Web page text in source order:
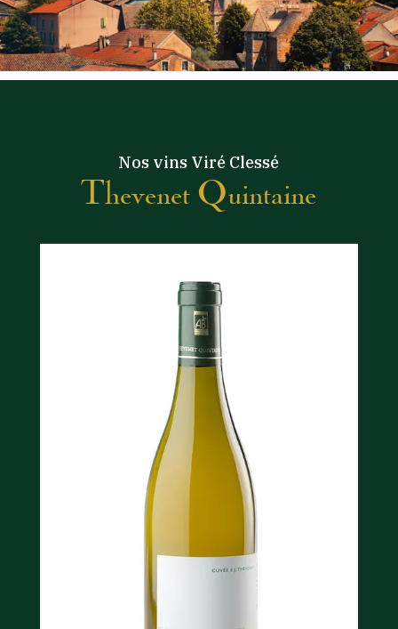
Nos vins Viré Clessé
Thevenet Quintaine